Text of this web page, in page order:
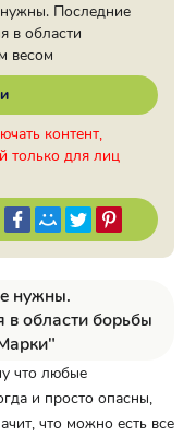
Последние
в области
весом
контент,
только для лиц
нужны.
в области борьбы
что любые
и просто опасны,
что можно есть все